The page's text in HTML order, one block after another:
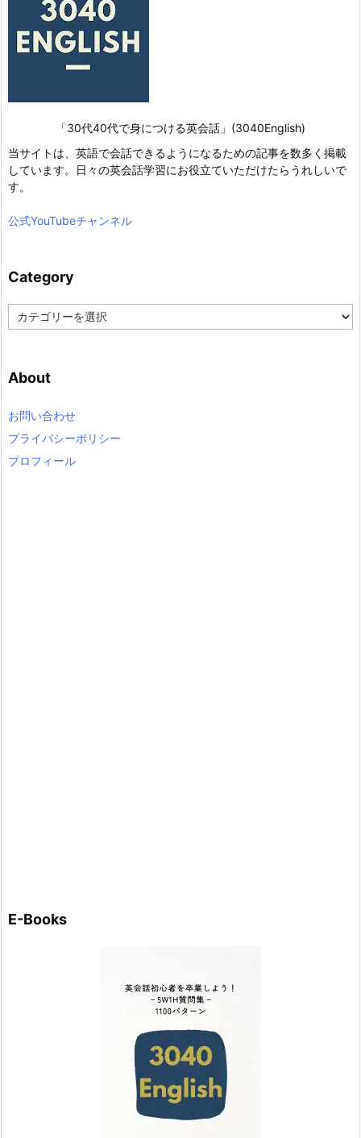
「30代40代で身につける英会話」(3040English)
当サイトは、英語で会話できるようになるための記事を数多く掲載
しています。日々の英会話学習にお役立ていただけたらうれしいで
す。
公式YouTubeチャンネル
Category
a
g
r
About
お問い合わせ
プライバシーポリシー
プロフィール
E-Books